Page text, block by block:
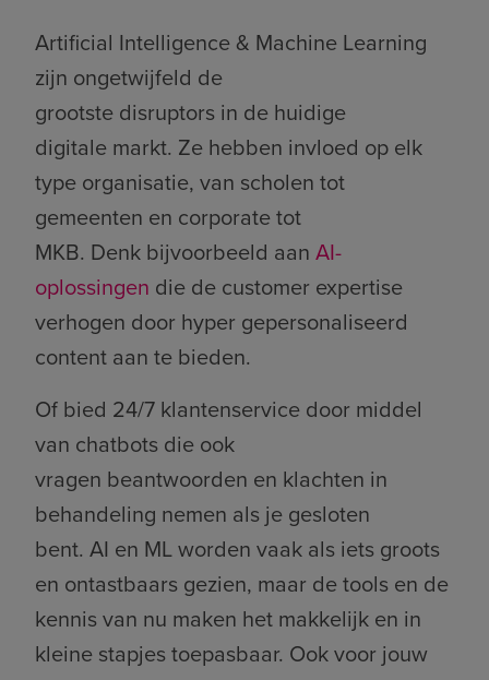
Artificial Intelligence & Machine Learning
zijn ongetwijfeld de
grootste disruptors in de huidige
digitale markt. Ze hebben invloed op elk
type organisatie, van scholen tot
gemeenten en corporate tot
MKB. Denk bijvoorbeeld aan AI-
oplossingen die de customer expertise
verhogen door hyper gepersonaliseerd
content aan te bieden.
Of bied 24/7 klantenservice door middel
van chatbots die ook
vragen beantwoorden en klachten in
behandeling nemen als je gesloten
bent. AI en ML worden vaak als iets groots
en ontastbaars gezien, maar de tools en de
kennis van nu maken het makkelijk en in
kleine stapjes toepasbaar. Ook voor jouw